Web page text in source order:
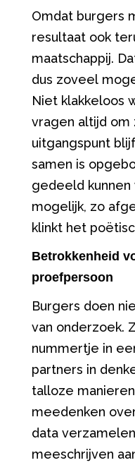
Omdat burgers
resultaat ook
maatschappij.
dus zoveel
Niet klakkeloos
vragen altijd om
uitgangspunt
samen is
gedeeld kunnen
mogelijk, zo
klinkt het
Betrokkenheid
proefpersoon
Burgers doen
van onderzoek.
nummertje in
partners in
talloze
meedenken
data
meeschrijven